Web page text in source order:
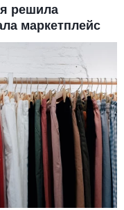
решила
маркетплейс